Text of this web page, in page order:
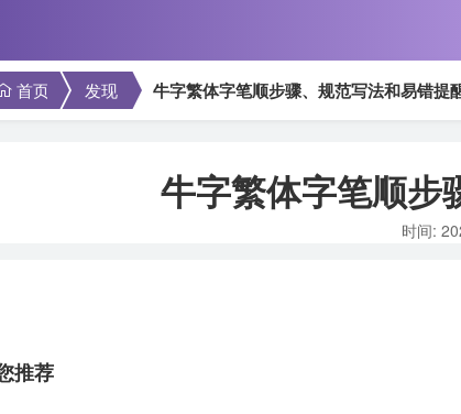
首页 发现 牛字繁体字笔顺步骤、规范写法和易错提
牛字繁体字笔顺步
时间:
推荐